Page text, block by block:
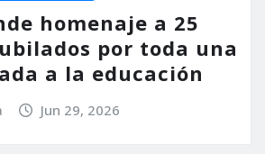
homenaje a 25
por toda una
a la educación
Jun 29, 2026